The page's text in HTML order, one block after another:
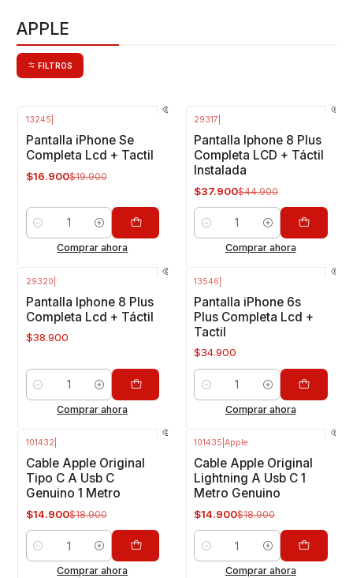
APPLE
FILTROS
13245
Pantalla iPhone Se
Completa Lcd + Tactil
$16.900$19.900
Cantidad
Comprar ahora
29317
Pantalla Iphone 8 Plus
Completa LCD + Táctil
Instalada
$37.900$44.900
Cantidad
Comprar ahora
29320
Pantalla Iphone 8 Plus
Completa Lcd + Táctil
$38.900
Cantidad
Comprar ahora
13546
Pantalla iPhone 6s
Plus Completa Lcd +
Tactil
$34.900
Cantidad
Comprar ahora
101432
Cable Apple Original
Tipo C A Usb C
Genuino 1 Metro
$14.900$18.900
Cantidad
Comprar ahora
101435 Apple
Cable Apple Original
Lightning A Usb C 1
Metro Genuino
$14.900$18.900
Cantidad
Comprar ahora